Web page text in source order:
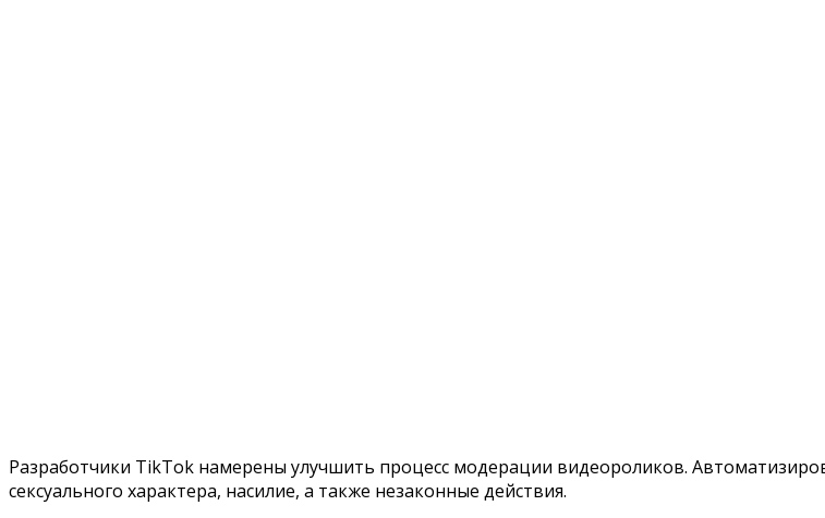
Разработчики TikTok намерены улучшить процесс модерации видеороликов.
сексуального характера, насилие, а также незаконные действия.